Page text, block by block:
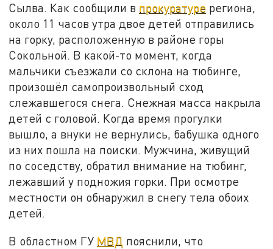
Сылва. Как сообщили в прокуратуре региона,
около 11 часов утра двое детей отправились
на горку, расположенную в районе горы
Сокольной. В какой-то момент, когда
мальчики съезжали со склона на тюбинге,
произошёл самопроизвольный сход
слежавшегося снега. Снежная масса накрыла
детей с головой. Когда время прогулки
вышло, а внуки не вернулись, бабушка одного
из них пошла на поиски. Мужчина, живущий
по соседству, обратил внимание на тюбинг,
лежавший у подножия горки. При осмотре
местности он обнаружил в снегу тела обоих
детей.
В областном ГУ МВД пояснили, что